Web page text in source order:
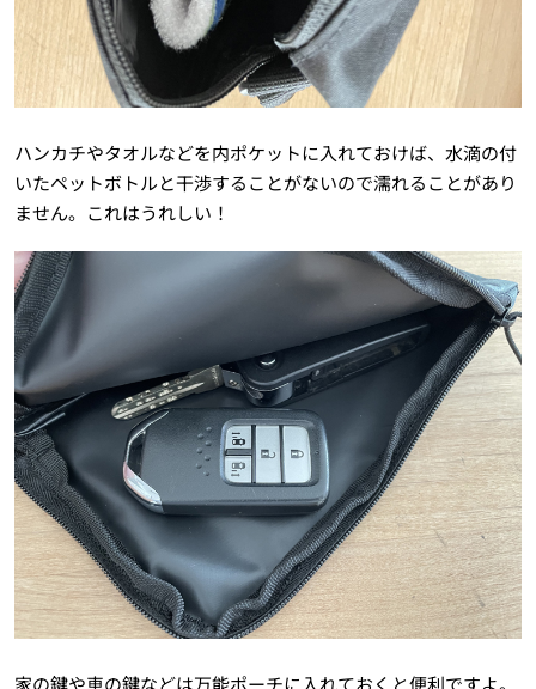
ハンカチやタオルなどを内ポケットに入れておけば、水滴の付
いたペットボトルと干渉することがないので濡れることがあり
ません。これはうれしい！